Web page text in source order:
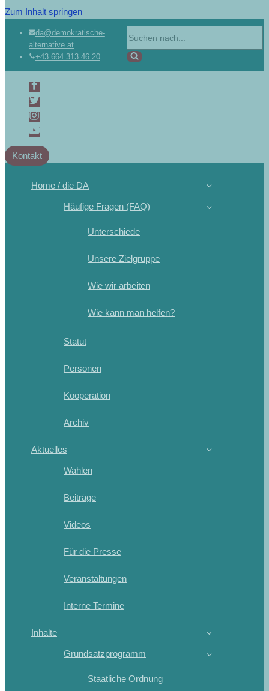
Zum Inhalt springen
da@demokratische-
alternative.at
+43 664 313 46 20
Kontakt
Home / die DA
Häufige Fragen (FAQ)
Unterschiede
Unsere Zielgruppe
Wie wir arbeiten
Wie kann man helfen?
Statut
Personen
Kooperation
Archiv
Aktuelles
Wahlen
Beiträge
Videos
Für die Presse
Veranstaltungen
Interne Termine
Inhalte
Grundsatzprogramm
Staatliche Ordnung